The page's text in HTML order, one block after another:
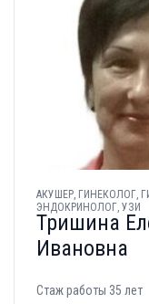
АКУШЕР, ГИНЕКОЛОГ,
ЭНДОКРИНОЛОГ, УЗИ
Тришина
Ивановна
Стаж работы 35 лет